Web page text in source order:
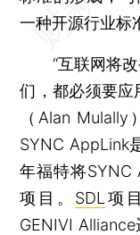
一种开源行业标
“互联网将改
们，都必须要应
（Alan
SYNC AppLink
年福特将SYNC
项目。 SDL 项
GENIVI